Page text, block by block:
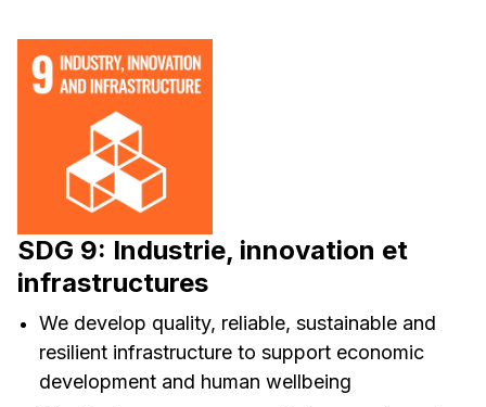
SDG 9: Industrie, innovation et
infrastructures
We develop quality, reliable, sustainable and
resilient infrastructure to support economic
development and human wellbeing